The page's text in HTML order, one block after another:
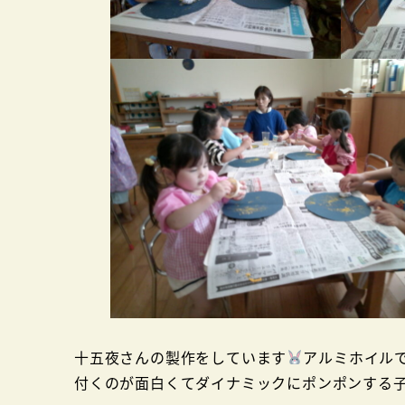
十五夜さんの製作をしています
アルミホイル
付くのが面白くてダイナミックにポンポンする